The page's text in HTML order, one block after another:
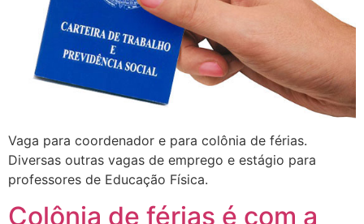
Vaga para coordenador e para colônia de férias.
Diversas outras vagas de emprego e estágio para
professores de Educação Física.
Colônia de férias é com a